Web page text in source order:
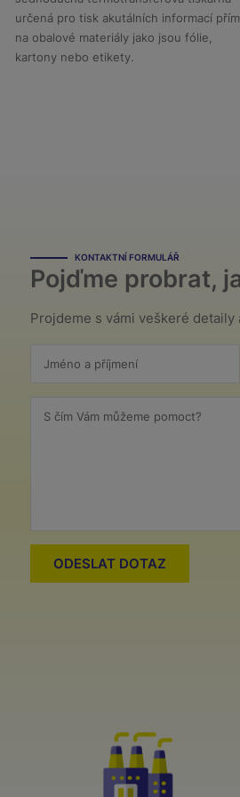
určená pro tisk akutálních informací
na obalové materiály jako jsou fólie,
kartony nebo etikety.
KONTAKTNÍ FORMULÁŘ
Pojďme probrat,
Projdeme s vámi veškeré detaily
Jméno a příjmení
S čím Vám můžeme pomoct?